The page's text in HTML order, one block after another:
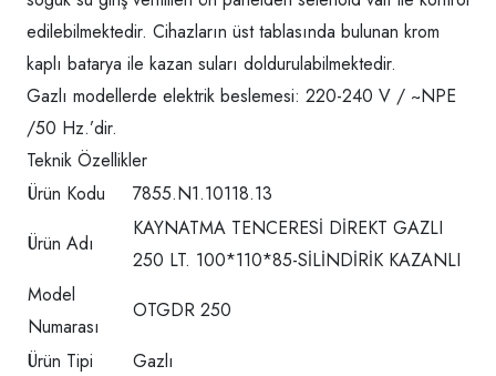
edilebilmektedir. Cihazların üst tablasında bulunan krom
kaplı batarya ile kazan suları doldurulabilmektedir.
Gazlı modellerde elektrik beslemesi: 220-240 V / ~NPE
/50 Hz.’dir.
Teknik Özellikler
Ürün Kodu
7855.N1.10118.13
Ürün Adı
KAYNATMA TENCERESİ DİREKT GAZLI
250 LT. 100*110*85-SİLİNDİRİK KAZANLI
Model
Numarası
OTGDR 250
Ürün Tipi
Gazlı